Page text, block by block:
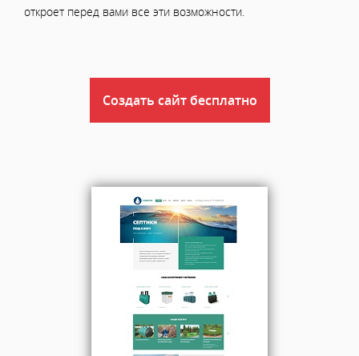
откроет перед вами все эти возможности.
Создать сайт бесплатно